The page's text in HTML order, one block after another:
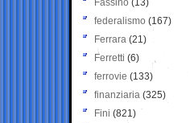
Fassino (13)
federalismo (167)
Ferrara (21)
Ferretti (6)
ferrovie (133)
finanziaria (325)
Fini (821)